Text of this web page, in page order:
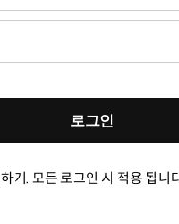
로그인
하기. 모든 로그인 시 적용 됩니